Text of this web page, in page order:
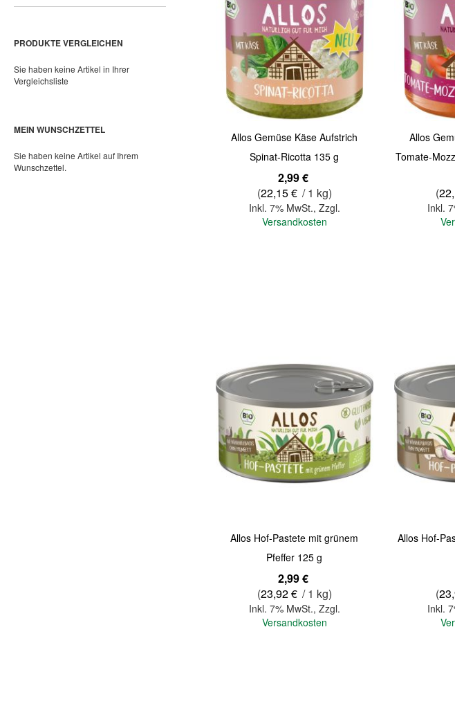
Allos Gemüse Käse Aufstrich
Spinat-Ricotta 135 g
2,99 €
(22,15 € / 1 kg)
Inkl. 7% MwSt., Zzgl.
Versandkosten
Quickview
Allos
Tomate-
(
Inkl.
Quickview
Allos Hof-Pastete mit grünem
Pfeffer 125 g
2,99 €
(23,92 € / 1 kg)
Inkl. 7% MwSt., Zzgl.
Versandkosten
Allos Hof-
(
Inkl.
PRODUKTE VERGLEICHEN
Sie haben keine Artikel in Ihrer
Vergleichsliste
MEIN WUNSCHZETTEL
Sie haben keine Artikel auf Ihrem
Wunschzettel.